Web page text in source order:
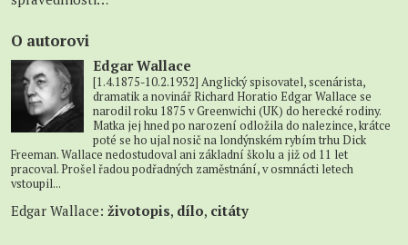
O autorovi
Edgar Wallace
[1.4.1875-10.2.1932] Anglický spisovatel, scenárista,
dramatik a novinář Richard Horatio Edgar Wallace se
narodil roku 1875 v Greenwichi (UK) do herecké rodiny.
Matka jej hned po narození odložila do nalezince, krátce
poté se ho ujal nosič na londýnském rybím trhu Dick
Freeman. Wallace nedostudoval ani základní školu a již od 11 let
pracoval. Prošel řadou podřadných zaměstnání, v osmnácti letech
vstoupil...
Edgar Wallace: životopis, dílo, citáty